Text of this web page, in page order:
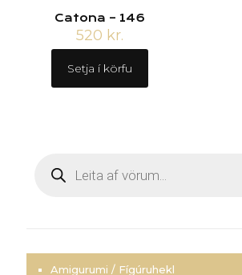
Catona – 146
520 kr.
Setja í körfu
search
Amigurumi / Fígúruhekl